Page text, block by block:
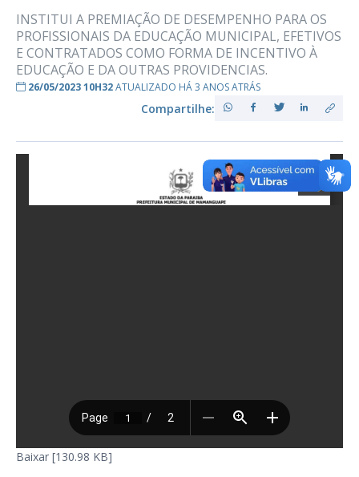
INSTITUI A PREMIAÇÃO DE DESEMPENHO PARA OS
PROFISSIONAIS DA EDUCAÇÃO MUNICIPAL, EFETIVOS
E CONTRATADOS COMO FORMA DE INCENTIVO À
EDUCAÇÃO E DA OUTRAS PROVIDENCIAS.
26/05/2023 10H32ATUALIZADO HÁ 3 ANOS ATRÁS
Compartilhe:
Baixar [130.98 KB]